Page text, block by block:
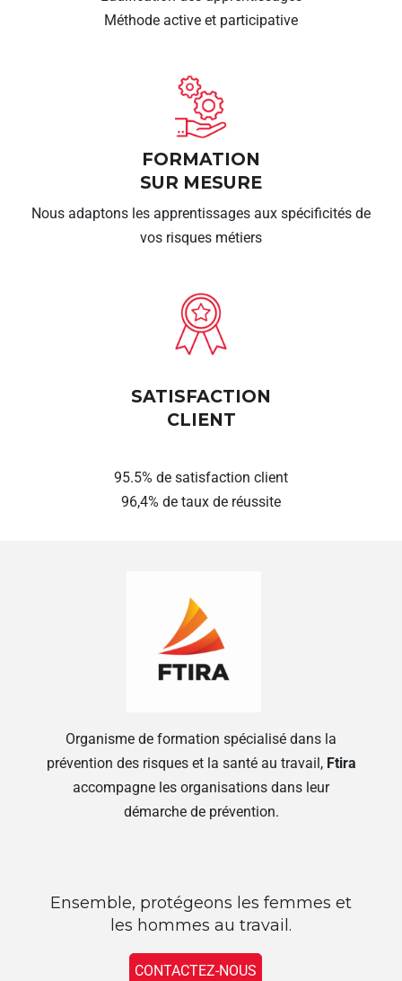
Méthode active et participative
FORMATION
SUR MESURE
Nous adaptons les apprentissages aux spécificités de
vos risques métiers
SATISFACTION
CLIENT
95.5% de satisfaction client
96,4% de taux de réussite
Organisme de formation spécialisé dans la
prévention des risques et la santé au travail, Ftira
accompagne les organisations dans leur
démarche de prévention.
Ensemble, protégeons les femmes et
les hommes au travail.
CONTACTEZ-NOUS